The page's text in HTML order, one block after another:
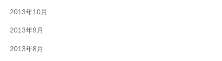
2013年10月
2013年9月
2013年8月